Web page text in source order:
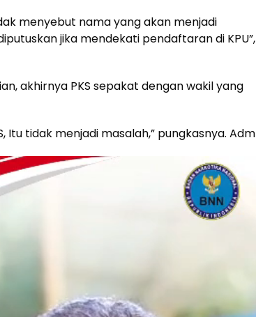
menyebut nama yang akan menjadi
jika mendekati pendaftaran di KPU”,
akhirnya PKS sepakat dengan wakil yang
Itu tidak menjadi masalah,” pungkasnya. Adm